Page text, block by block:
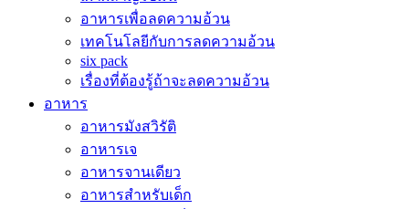
อาหารเพื่อลดความอ้วน
เทคโนโลยีกับการลดความอ้วน
six pack
เรื่องที่ต้องรู้ถ้าจะลดความอ้วน
อาหาร
อาหารมังสวิรัติ
อาหารเจ
อาหารจานเดียว
อาหารสำหรับเด็ก